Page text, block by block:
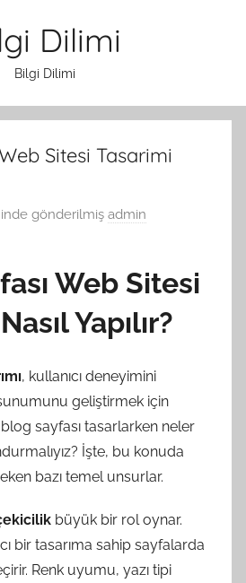
Dilimi
Bilgi Dilimi
Sitesi Tasarimi
gönderilmiş admin
Web Sitesi
Yapılır?
, kullanıcı deneyimini
geliştirmek için
sayfası tasarlarken neler
İşte, bu konuda
bazı temel unsurlar.
büyük bir rol oynar.
bir tasarıma sahip sayfalarda
Renk uyumu, yazı tipi